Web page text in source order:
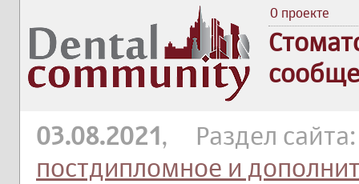
О проекте
03.08.2021, Раздел
постдипломное и